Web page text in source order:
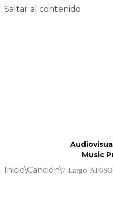
Saltar al contenido
Music
Inicio\Canción\7-Largo-